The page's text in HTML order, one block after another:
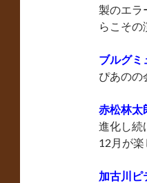
製のエラ
らこその
ブルグミ
ぴあのの
赤松林太
進化し続
12月が楽
加古川ピ